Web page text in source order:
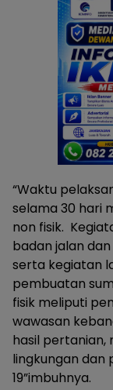
“Waktu
selama 30 hari
non fisik.
badan jalan
serta kegiatan
pembuatan
fisik meliputi
wawasan
hasil pertanian,
lingkungan dan
19”imbuhnya.